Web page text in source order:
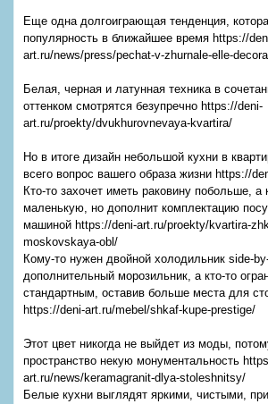
Еще одна долгоиграющая тенденция,
популярность в ближайшее время https://
art.ru/news/press/pechat-v-zhurnale-elle-
Белая, черная и латунная техника в
оттенком смотрятся безупречно https://deni-
art.ru/proekty/dvukhurovnevaya-kvartira/
Но в итоге дизайн небольшой кухни в
всего вопрос вашего образа жизни https://
Кто-то захочет иметь раковину побольше, а
маленькую, но дополнит комплектацию
машиной https://deni-art.ru/proekty/kvartira-
moskovskaya-obl/
Кому-то нужен двойной холодильник side-
дополнительный морозильник, а кто-то
стандартным, оставив больше места для
https://deni-art.ru/mebel/shkaf-kupe-prestige/
Этот цвет никогда не выйдет из моды,
пространство некую монументальность
art.ru/news/keramagranit-dlya-stoleshnitsy/
Белые кухни выглядят яркими, чистыми,